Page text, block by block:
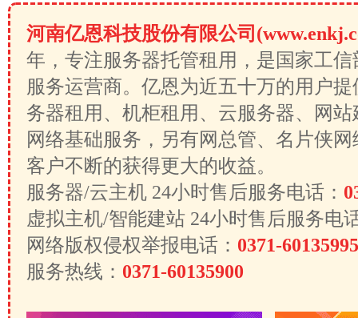
河南亿恩科技股份有限公司
年，专注服务器托管租用，是国家工
服务运营商。亿恩为近五十万的用户
务器租用、机柜租用、云服务器、网
网络基础服务，另有网总管、名片侠
客户不断的获得更大的收益。
服务器/云主机 24小时售后服务电话：
虚拟主机/智能建站 24小时售后服务电
网络版权侵权举报电话： 0371-60135995
服务热线： 0371-60135900